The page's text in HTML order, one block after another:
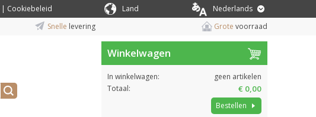
| Cookiebeleid Land
Nederlands
Snelle levering Grote voorraad
Winkelwagen
In winkelwagen:
geen artikelen
Totaal:
€ 0,00
Bestellen